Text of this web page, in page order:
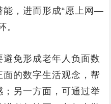
能，进而形成“愿上网—
。
免形成老年人负面数
的数字生活观念，帮
另一方面，可通过举